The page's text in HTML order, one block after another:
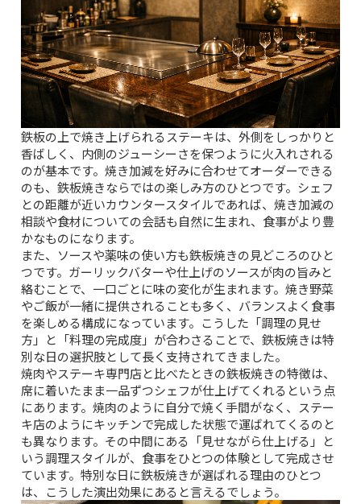
鉄板の上で焼き上げられるステーキは、外側をしっかりと
香ばしく、内側のジューシーさを保つように火入れされる
のが基本です。焼き加減を好みに合わせてオーダーできる
のも、鉄板焼きならではの楽しみ方のひとつです。シェフ
との距離が近いカウンタースタイルであれば、焼き加減の
相談や食材についての会話も自然に生まれ、食事がより豊
かなものになります。
また、ソースや薬味の使い方も鉄板焼きの見どころのひと
つです。ガーリックバターや仕上げのソースが肉の旨みと
絡むことで、一口ごとに味の変化が生まれます。焼き野菜
やご飯が一緒に提供されることも多く、バランスよく食事
を楽しめる構成になっています。こうした「調理の見せ
方」と「料理の完成度」が合わさることで、鉄板焼きは特
別な日の選択肢として長く支持されてきました。
焼肉やステーキ専門店と比べたときの鉄板焼きの特徴は、
席に着いたまま一品ずつシェフが仕上げてくれるという点
にあります。焼肉のように自分で焼く手間がなく、ステー
キ店のようにキッチンで完成した状態で運ばれてくるのと
も異なります。その中間にある「見せながら仕上げる」と
いう調理スタイルが、食事をひとつの体験として完成させ
ています。特別な日に鉄板焼きが選ばれる理由のひとつ
は、こうした演出効果にあると言えるでしょう。